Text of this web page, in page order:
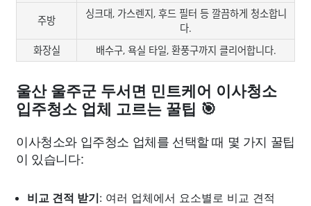
주방
싱크대, 가스렌지, 후드 필터 등 깔끔하게 청소합니
다.
화장실
배수구, 욕실 타일, 환풍구까지 클리어합니다.
울산 울주군 두서면 민트케어 이사청소
입주청소 업체 고르는 꿀팁 🎯
이사청소와 입주청소 업체를 선택할 때 몇 가지 꿀팁
이 있습니다:
비교 견적 받기: 여러 업체에서 요소별로 비교 견적